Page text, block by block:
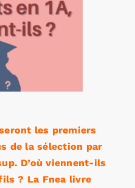
les premiers
de la sélection par
D’où viennent-ils
? La Fnea livre